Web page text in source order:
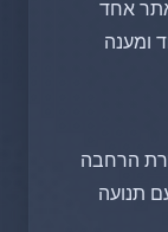
אחד
ומענה
הרחבה
תנועה